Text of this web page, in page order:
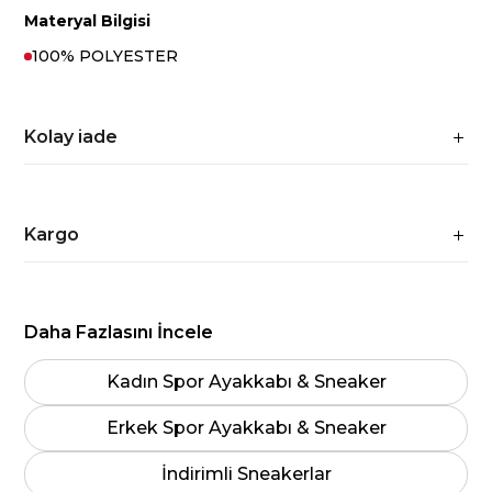
Materyal Bilgisi
100% POLYESTER
Kolay iade
Kargo
Daha Fazlasını İncele
Kadın Spor Ayakkabı & Sneaker
Erkek Spor Ayakkabı & Sneaker
İndirimli Sneakerlar